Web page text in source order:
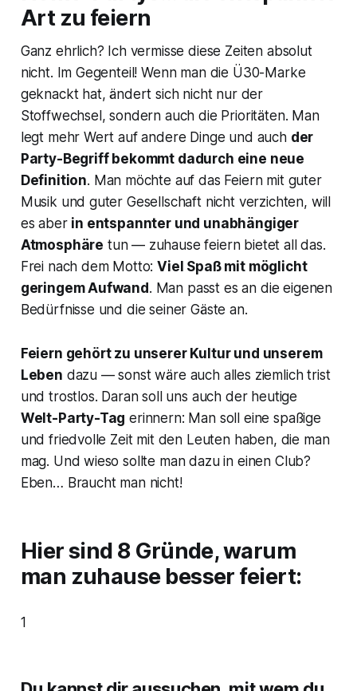
Art zu feiern
Ganz ehrlich? Ich vermisse diese Zeiten absolut
nicht. Im Gegenteil! Wenn man die Ü30-Marke
geknackt hat, ändert sich nicht nur der
Stoffwechsel, sondern auch die Prioritäten. Man
legt mehr Wert auf andere Dinge und auch der
Party-Begriff bekommt dadurch eine neue
Definition. Man möchte auf das Feiern mit guter
Musik und guter Gesellschaft nicht verzichten, will
es aber in entspannter und unabhängiger
Atmosphäre tun — zuhause feiern bietet all das.
Frei nach dem Motto:Viel Spaß mit möglicht
geringem Aufwand . Man passt es an die eigenen
Bedürfnisse und die seiner Gäste an.
Feiern gehört zu unserer Kultur und unserem
Leben dazu — sonst wäre auch alles ziemlich trist
und trostlos. Daran soll uns auch der heutige
Welt-Party-Tag erinnern: Man soll eine spaßige
und friedvolle Zeit mit den Leuten haben, die man
mag. Und wieso sollte man dazu in einen Club?
Eben… Braucht man nicht!
Hier sind 8 Gründe, warum
man zuhause besser feiert:
1